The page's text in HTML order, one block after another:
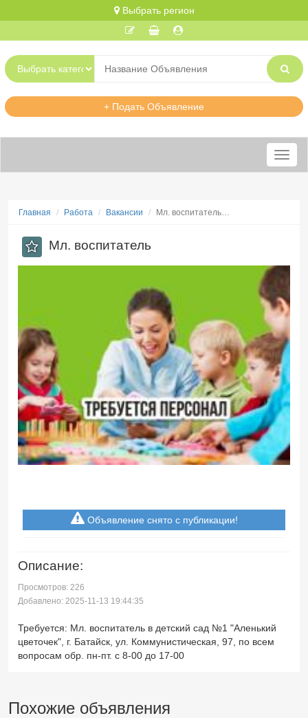
Выбрать регион
+ Подать Объявление
Меню
Главная Работа Вакансии Мл. воспитатель…
Мл. воспитатель
Объявление снято с публикации!
Описание:
Просмотров: 226
Добавлено: 2025-11-13 19:44:35
Требуется: Мл. воспитатель в детский сад №1 "Аленький
цветочек", г. Батайск, ул. Коммунистическая, 97, по всем
вопросам обр. пн-пт. с 8-00 до 17-00
Похожие объявления